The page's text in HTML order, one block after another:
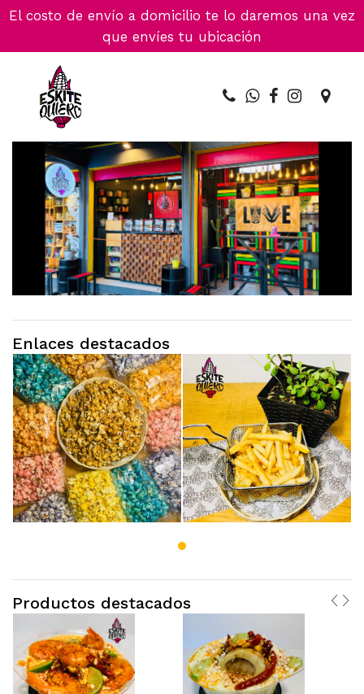
El costo de envío a domicilio te lo daremos una vez
que envíes tu ubicación
Enlaces destacados
Productos destacados